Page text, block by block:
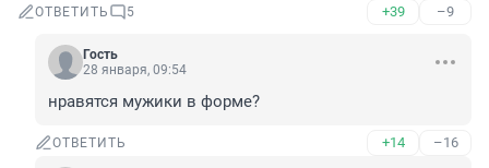
ОТВЕТИТЬ 5 +39 –9
Гость
28 января, 09:54
нравятся мужики в форме?
ОТВЕТИТЬ +14 –16